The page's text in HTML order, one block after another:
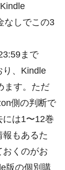
なしでこの3
まで
り、Kindle
ます。ただ
側の判断で
には1〜12巻
報もあるた
くのがお
版の個別購